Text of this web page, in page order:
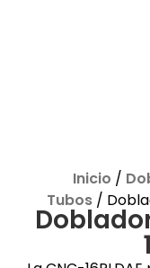
Inicio /
Tubos/